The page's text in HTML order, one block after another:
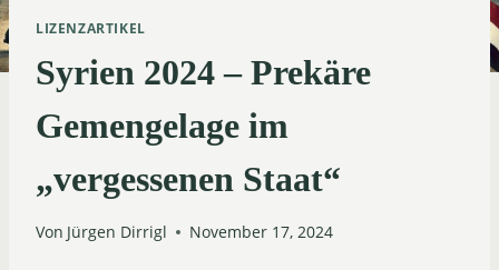
LIZENZARTIKEL
Syrien 2024 – Prekäre
Gemengelage im
„vergessenen Staat“
Von Jürgen Dirrigl November 17, 2024